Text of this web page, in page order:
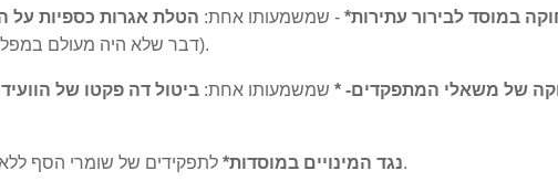
במוסד לבירור עתירות* - שמשמעותו אחת: הטלת אגרות כספיות על
(דבר שלא היה מעולם במפלגה), ופגיעה אנושה בזכותם הבסיסית ביותר.
של משאלי המתפקדים- * שמשמעותו אחת: ביטול דה פקטו של
*נגד המינויים במוסדות*לתפקידים של שומרי הסף ללא מעורבות הגורמים האמונים על כך בחוקה.